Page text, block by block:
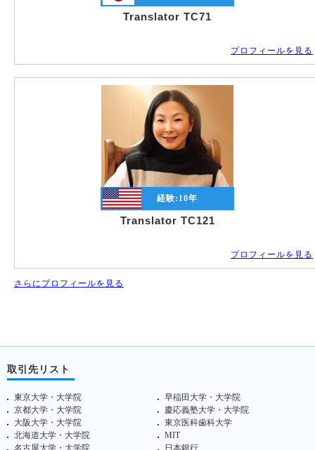
Translator TC71
プロフィールを見る
経験: 10年
Translator TC121
プロフィールを見る
さらにプロフィールを見る
取引先リスト
東京大学・大学院
京都大学・大学院
大阪大学・大学院
北海道大学・大学院
名古屋大学・大学院
早稲田大学・大学院
慶応義塾大学・大学院
東京医科歯科大学
MIT
日本銀行